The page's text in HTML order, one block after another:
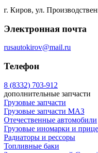
г. Киров, ул.
Электронная почта
rusautokirov@mail.ru
Телефон
8 (8332) 703-912
дополнительные запчасти
Грузовые запчасти
Грузовые запчасти МАЗ
Отечественные автомобили
Грузовые иномарки и
Радиаторы и рессоры
Топливные баки